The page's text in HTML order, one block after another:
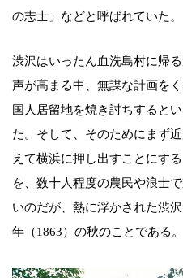
の志士」などと呼ばれていた。
渋沢はいったん血洗島村に帰
声が高まる中、無謀な計画を
国人居留地を焼き討ちすると
た。そして、そのためにまず
えて横浜に押し出すことにす
を、数十人程度の農民や浪士
いのだが、熱に浮かされた渋
年（1863）の秋のことである。